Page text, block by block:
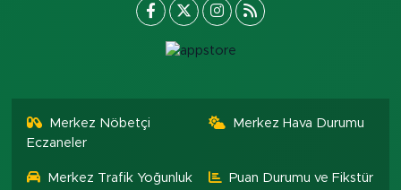
Merkez Nöbetçi
Eczaneler
Merkez Hava Durumu
Merkez Trafik Yoğunluk Puan Durumu ve Fikstür